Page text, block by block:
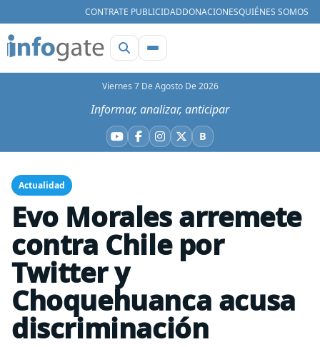
CONTRATE PUBLICIDADDONACIONESQUIÉNES SOMOS
Viernes 7 De Agosto De 2026
Informar, analizar, anticipar
YouTube
Facebook
Instagram
X BBluesky
Actualidad
Evo Morales arremete
contra Chile por
Twitter y
Choquehuanca acusa
discriminación